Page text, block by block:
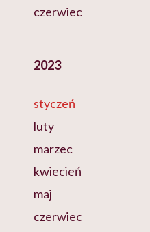
czerwiec
2023
styczeń
luty
marzec
kwiecień
maj
czerwiec